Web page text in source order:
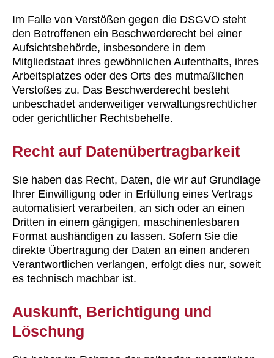
Im Falle von Verstößen gegen die DSGVO steht
den Betroffenen ein Beschwerderecht bei einer
Aufsichtsbehörde, insbesondere in dem
Mitgliedstaat ihres gewöhnlichen Aufenthalts, ihres
Arbeitsplatzes oder des Orts des mutmaßlichen
Verstoßes zu. Das Beschwerderecht besteht
unbeschadet anderweitiger verwaltungsrechtlicher
oder gerichtlicher Rechtsbehelfe.
Recht auf Daten­übertrag­barkeit
Sie haben das Recht, Daten, die wir auf Grundlage
Ihrer Einwilligung oder in Erfüllung eines Vertrags
automatisiert verarbeiten, an sich oder an einen
Dritten in einem gängigen, maschinenlesbaren
Format aushändigen zu lassen. Sofern Sie die
direkte Übertragung der Daten an einen anderen
Verantwortlichen verlangen, erfolgt dies nur, soweit
es technisch machbar ist.
Auskunft, Berichtigung und
Löschung